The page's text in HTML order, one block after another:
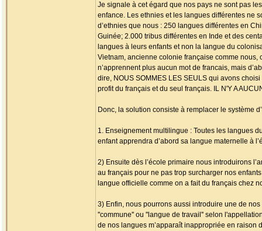
Je signale à cet égard que nos pays ne sont pas
enfance. Les ethnies et les langues différentes ne
d’ethnies que nous : 250 langues différentes en
Guinée; 2.000 tribus différentes en Inde et des
langues à leurs enfants et non la langue du
Vietnam, ancienne colonie française comme nous,
n’apprennent plus aucun mot de francais, mais
dire, NOUS SOMMES LES SEULS qui avons
profit du français et du seul français. IL N'Y A
Donc, la solution consiste à remplacer le système
1. Enseignement multilingue : Toutes les langues
enfant apprendra d’abord sa langue maternelle à
2) Ensuite dès l’école primaire nous introduirons
au français pour ne pas trop surcharger nos
langue officielle comme on a fait du français chez
3) Enfin, nous pourrons aussi introduire une de
''commune'' ou ''langue de travail'' selon
de nos langues m’apparaît inappropriée en